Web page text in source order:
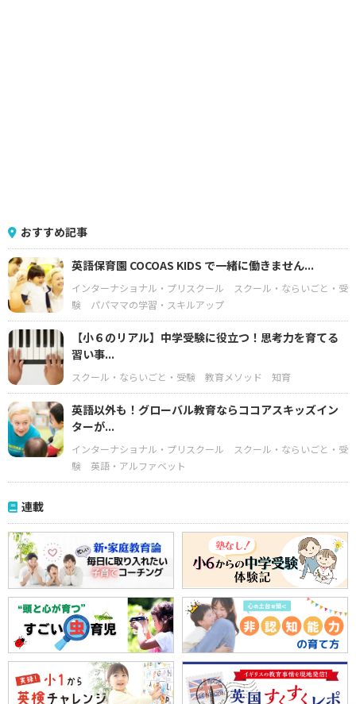
おすすめ記事
英語保育園 COCOAS KIDS で一緒に働きません...
インターナショナル・プリスクール
スクール・ならいごと・受
験
パパママの学習・スキルアップ
【小６のリアル】中学受験に役立つ！思考力を育てる
習い事...
スクール・ならいごと・受験 教育メソッド 知育
英語以外も！グローバル教育ならココアスキッズイン
ターが...
インターナショナル・プリスクール
スクール・ならいごと・受
験
英語・アルファベット
連載